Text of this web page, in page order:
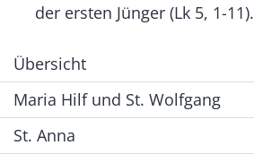
der ersten Jünger (Lk 5, 1-11).
Übersicht
Maria Hilf und St. Wolfgang
St. Anna